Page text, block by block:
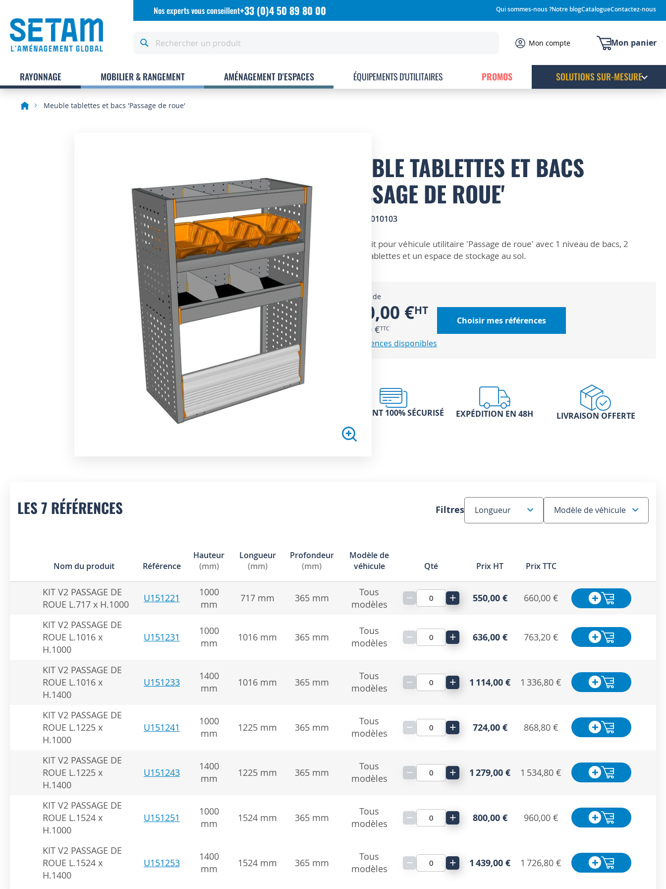
Allez
Qui sommes-nous ?Notre blogCatalogueContactez-nous
Nos experts vous conseillent+33 (0)4 50 89 80 00
Mon panier
Mon compte
RAYONNAGE MOBILIER & RANGEMENT AMÉNAGEMENT D'ESPACES ÉQUIPEMENTS D'UTILITAIRES PROMOS SOLUTIONS SUR-MESURE
Meuble tablettes et bacs 'Passage de roue'
MEUBLE TABLETTES ET BACS
'PASSAGE DE ROUE'
0501010103
Kit pour véhicule utilitaire 'Passage de roue' avec 1 niveau de bacs, 2
tablettes et un espace de stockage au sol.
À partir de
550,00 €
660,00 €
7 références disponibles
Choisir mes références
PAIEMENT 100% SÉCURISÉ EXPÉDITION EN 48H LIVRAISON OFFERTE
LES 7 RÉFÉRENCES Filtres
Nom du produit Référence
Hauteur
(mm)
Longueur
(mm)
Profondeur
(mm)
Modèle de
véhicule
Qté Prix HT Prix TTC
KIT V2 PASSAGE DE
ROUE L.717 x H.1000
U151221
1000
mm
717 mm 365 mm
Tous
modèles
− + 550,00 € 660,00 €
KIT V2 PASSAGE DE
ROUE L.1016 x
H.1000
U151231
1000
mm
1016 mm 365 mm
Tous
modèles
− + 636,00 € 763,20 €
KIT V2 PASSAGE DE
ROUE L.1016 x
H.1400
U151233
1400
mm
1016 mm 365 mm
Tous
modèles
− + 1 114,00 € 1 336,80 €
KIT V2 PASSAGE DE
ROUE L.1225 x
H.1000
U151241
1000
mm
1225 mm 365 mm
Tous
modèles
− + 724,00 € 868,80 €
KIT V2 PASSAGE DE
ROUE L.1225 x
H.1400
U151243
1400
mm
1225 mm 365 mm
Tous
modèles
− + 1 279,00 € 1 534,80 €
KIT V2 PASSAGE DE
ROUE L.1524 x
H.1000
U151251
1000
mm
1524 mm 365 mm
Tous
modèles
− + 800,00 € 960,00 €
KIT V2 PASSAGE DE
ROUE L.1524 x
H.1400
U151253
1400
mm
1524 mm 365 mm
Tous
modèles
− + 1 439,00 € 1 726,80 €